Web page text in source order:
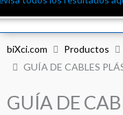
biXci.com Productos
GUÍA DE CABLES
GUÍA DE